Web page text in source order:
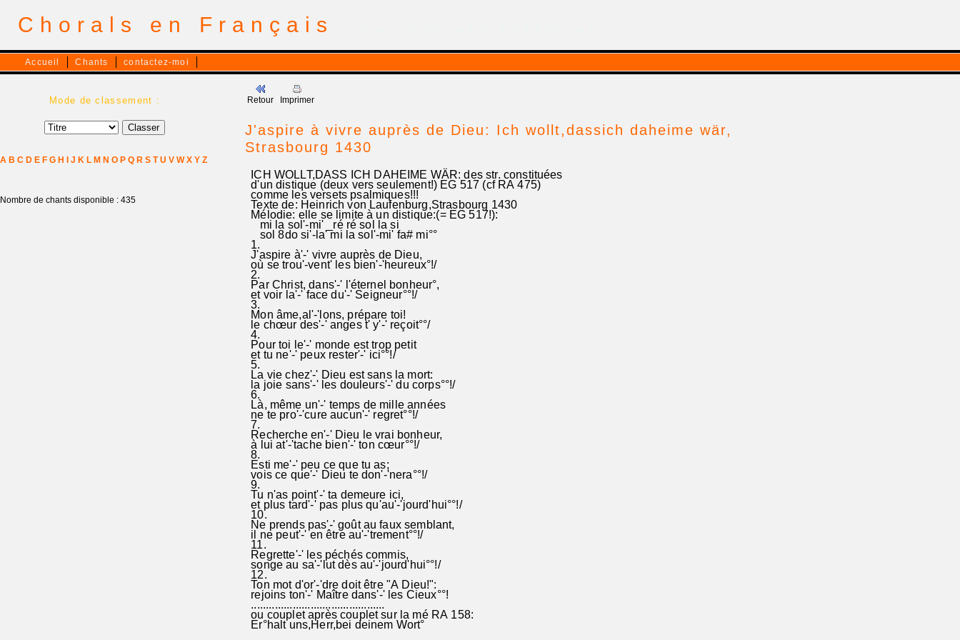
Chorals en Français
Accueil Chants contactez-moi
Mode de classement :
A B C D E F G H J K L M N O P Q R S T U V W X Y Z
Nombre de chants disponible : 435
Retour Imprimer
J'aspire à vivre auprès de Dieu: Ich wollt,dassich daheime wär,
Strasbourg 1430
ICH WOLLT,DASS ICH DAHEIME WÄR: des str. constituées
d'un distique (deux vers seulement!) EG 517 (cf RA 475)
comme les versets psalmiques!!!
Texte de: Heinrich von Laufenburg,Strasbourg 1430
Mélodie: elle se limite à un distique:(= EG 517!):
mi la sol'-mi' _ré ré sol la si
sol 8do si'-la' mi la sol'-mi' fa# mi°°
1.
J'aspire à'-' vivre auprès de Dieu,
où se trou'-vent' les bien'-'heureux°!/
2.
Par Christ, dans'-' l'éternel bonheur°,
et voir la'-' face du'-' Seigneur°°!/
3.
Mon âme,al'-'lons, prépare toi!
le chœur des'-' anges t' y'-' reçoit°°/
4.
Pour toi le'-' monde est trop petit
et tu ne'-' peux rester'-' ici°°!/
5.
La vie chez'-' Dieu est sans la mort:
la joie sans'-' les douleurs'-' du corps°°!/
6.
Là, même un'-' temps de mille années
ne te pro'-'cure aucun'-' regret°°!/
7.
Recherche en'-' Dieu le vrai bonheur,
à lui at'-'tache bien'-' ton cœur°°!/
8.
Esti me'-' peu ce que tu as;
vois ce que'-' Dieu te don'-'nera°°!/
9.
Tu n'as point'-' ta demeure ici,
et plus tard'-' pas plus qu'au'-'jourd'hui°°!/
10.
Ne prends pas'-' goût au faux semblant,
il ne peut'-' en être au'-'trement°°!/
11.
Regrette'-' les péchés commis,
songe au sa'-'lut dès au'-'jourd'hui°°!/
12.
Ton mot d'or'-'dre doit être "A Dieu!":
rejoins ton'-' Maître dans'-' les Cieux°°!
.............................................
ou couplet après couplet sur la mé RA 158:
Er°halt uns,Herr,bei deinem Wort°